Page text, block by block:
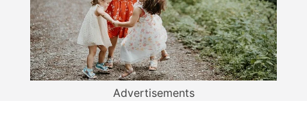
Advertisements